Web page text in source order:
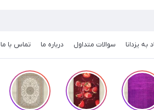
به یزدانا سوالات متداول درباره ما تماس با ما